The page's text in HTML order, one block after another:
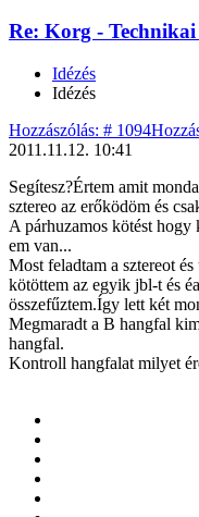
Re: Korg - Technikai
Idézés
Idézés
Hozzászólás: # 1094
2011.11.12. 10:41
Segítesz?Értem amit
sztereo az erőködöm és
A párhuzamos kötést
em van...
Most feladtam a sztereot
kötöttem az egyik jbl-t és
összefűztem.Így lett két
Megmaradt a B hangfal
hangfal.
Kontroll hangfalat milyet